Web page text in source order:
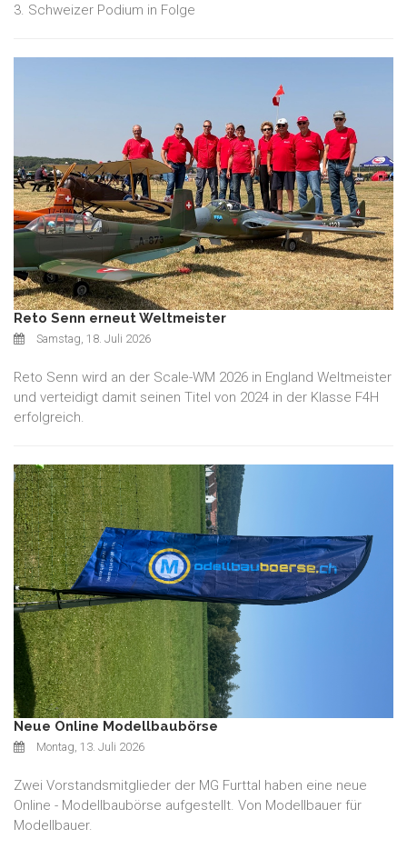
3. Schweizer Podium in Folge
Reto Senn erneut Weltmeister
Samstag, 18. Juli 2026
Reto Senn wird an der Scale-WM 2026 in England Weltmeister
und verteidigt damit seinen Titel von 2024 in der Klasse F4H
erfolgreich.
Neue Online Modellbaubörse
Montag, 13. Juli 2026
Zwei Vorstandsmitglieder der MG Furttal haben eine neue
Online - Modellbaubörse aufgestellt. Von Modellbauer für
Modellbauer.